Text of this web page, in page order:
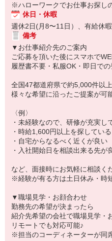
※ハローワークでお仕事お探し
休日・休暇
週休2日(月8〜11日）、有給休暇
備考
▼お仕事紹介先のご案内
ご応募を頂いた後にスマホで
履歴書不要・私服OK・即日で
全国47都道府県で約5,000件以
様々な希望に沿ったご提案が可
〈例〉
・未経験なので、研修が充実し
・時給1,600円以上を探している
・自宅からなるべく近くが良い
・入社開始日を相談出来る先が
など、面接時にお気軽に相談く
※経験が有る方は土日休み・時
▼職場見学・お顔合わせ
勤務先の希望が決まったら
紹介先希望の会社で職場見学・
リモートでも対応可能♪
※担当のコーディネーターが同